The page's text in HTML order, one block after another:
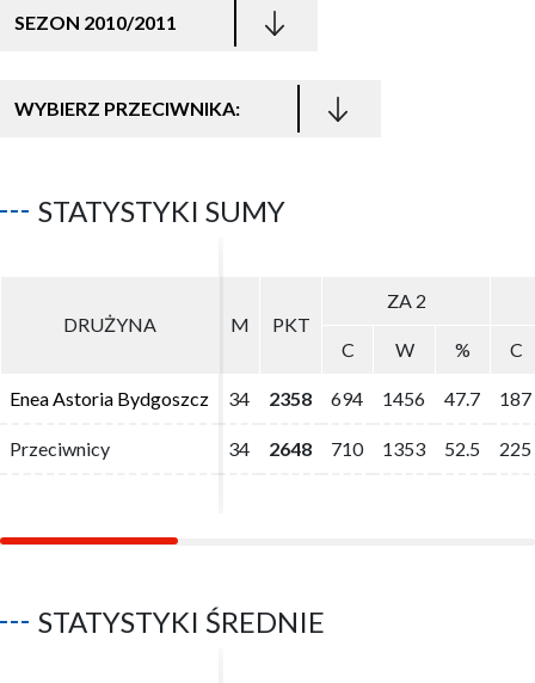
SEZON 2010/2011
WYBIERZ PRZECIWNIKA:
STATYSTYKI SUMY
DRUŻYNA M PKT
ZA 2
C W % C
Enea Astoria Bydgoszcz 34 2358 694 1456 47.7 187
Przeciwnicy 34 2648 710 1353 52.5 225
DRUŻYNA M PKT
ZA 2
C W % C
Enea Astoria Bydgoszcz 34 2358 694 1456 47.7 187
Przeciwnicy 34 2648 710 1353 52.5 225
STATYSTYKI ŚREDNIE